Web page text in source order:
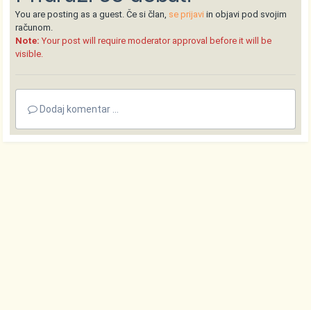
You are posting as a guest. Če si član, se prijavi in objavi pod svojim
računom.
Note: Your post will require moderator approval before it will be
visible.
Dodaj komentar ...